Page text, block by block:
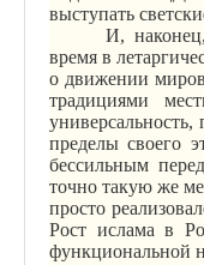
выступать
И,
время в
о движении
традициями
пределы своего
бессильным
точно такую же
просто
Рост ислама в
функциональной